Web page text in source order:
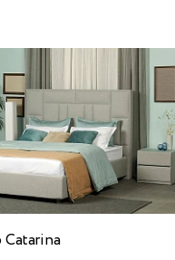
200x200 jedan i po
spavanje na stomaku
Catarina